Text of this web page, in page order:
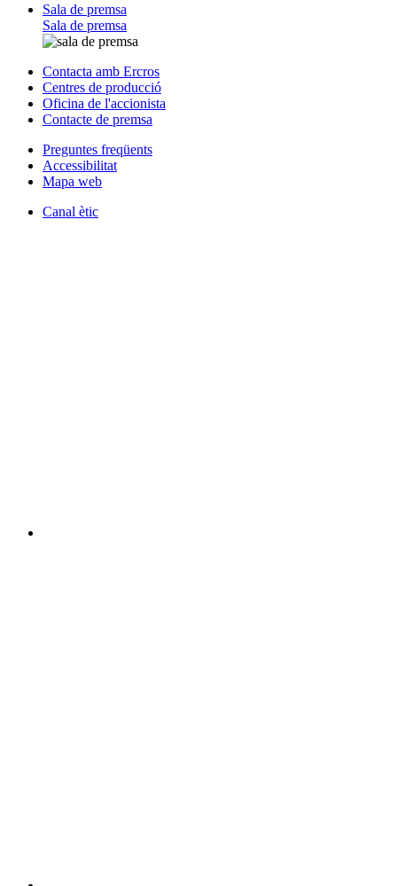
Sala de premsa
Sala de premsa
Contacta amb Ercros
Centres de producció
Oficina de l'accionista
Contacte de premsa
Preguntes freqüents
Accessibilitat
Mapa web
Canal ètic